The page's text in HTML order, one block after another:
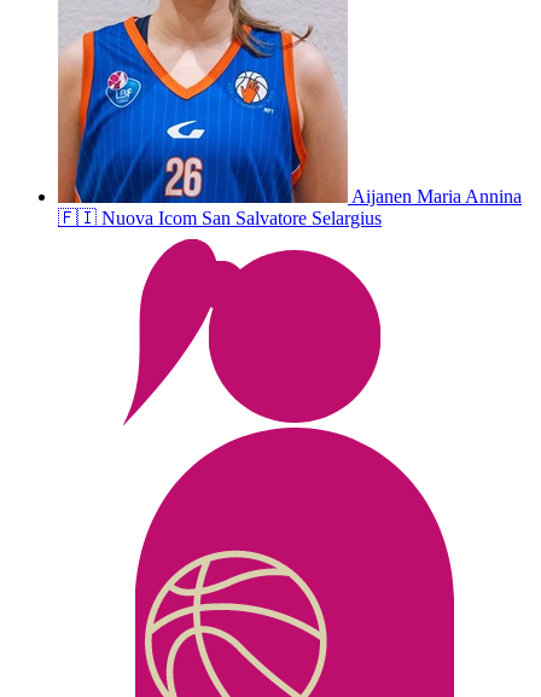
Aijanen Maria Annina
🇫🇮 Nuova Icom San Salvatore Selargius